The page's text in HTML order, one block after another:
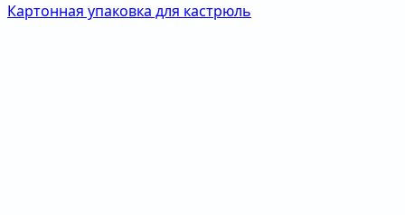
Картонная упаковка для кастрюль